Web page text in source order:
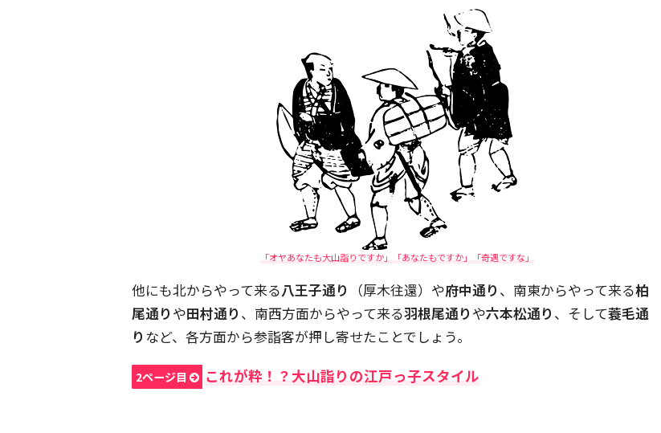
「オヤあなたも大山詣りですか」「あなたもですか」「奇遇ですな」
他にも北からやって来る八王子通り （厚木往還）や府中通り 、南東からやって来る柏
尾通り や田村通り 、南西方面からやって来る羽根尾通り や六本松通り 、そして蓑毛通
り など、各方面から参詣客が押し寄せたことでしょう。
2ページ目 これが粋！？大山詣りの江戸っ子スタイル